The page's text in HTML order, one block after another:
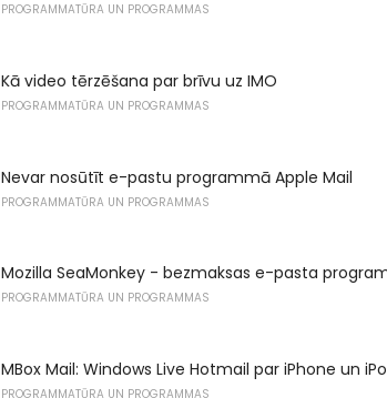
PROGRAMMATŪRA UN PROGRAMMAS
Kā video tērzēšana par brīvu uz IMO
PROGRAMMATŪRA UN PROGRAMMAS
Nevar nosūtīt e-pastu programmā Apple Mail
PROGRAMMATŪRA UN PROGRAMMAS
Mozilla SeaMonkey - bezmaksas e-pasta
PROGRAMMATŪRA UN PROGRAMMAS
MBox Mail: Windows Live Hotmail par iPhone un
PROGRAMMATŪRA UN PROGRAMMAS